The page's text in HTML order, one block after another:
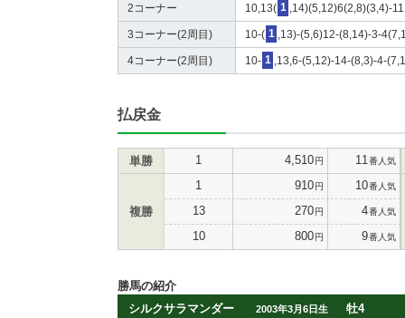
2コーナー 10,13( 1 ,14)(5,12)6(2,8)(3,4)-
3コーナー(2周目) 10-( 1 ,13)-(5,6)12-(8,14)-3-
4コーナー(2周目) 10- 1 ,13,6-(5,12)-14-(8,3)-4-
払戻金
単勝 1 4,510円 11 番人気
複勝
1 910円 10番人気
13 270円 4番人気
10 800円 9番人気
勝馬の紹介
シルクサラマンダー
2003年3月6日生 牡4